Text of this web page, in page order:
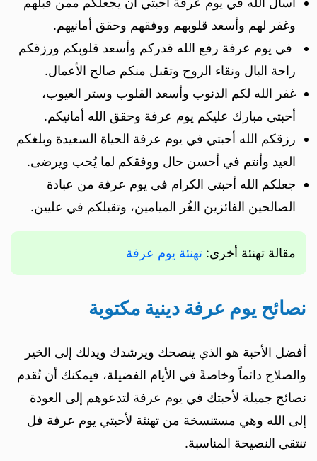
وغفر لهم وأسعد قلوبهم ووفقهم وحقق أمانيهم.
في يوم عرفة رفع الله قدركم وأسعد قلوبكم ورزقكم
راحة البال ونقاء الروح وتقبل منكم صالح الأعمال.
غفر الله لكم الذنوب وأسعد القلوب وستر العيوب،
أحبتي مبارك عليكم يوم عرفة وحقق الله أمانيكم.
رزقكم الله أحبتي في يوم عرفة الحياة السعيدة وبلغكم
العيد وأنتم في أحسن حال ووفقكم لما يُحب ويرضى.
جعلكم الله أحبتي الكرام في يوم عرفة من عبادة
الصالحين الفائزين الغُر الميامين، وتقبلكم في عليين.
مقالة تهنئة أخرى: تهنئة يوم عرفة
نصائح يوم عرفة دينية مكتوبة
أفضل الأحبة هو الذي ينصحك ويرشدك ويدلك إلى الخير
والصلاح دائماً وخاصةً في الأيام الفضيلة، فيمكنك أن تُقدم
نصائح جميلة لأحبتك في يوم عرفة لتدعوهم إلى العودة
إلى الله وهي مستنسخة من تهنئة لأحبتي يوم عرفة فل
تنتقي النصيحة المناسبة.